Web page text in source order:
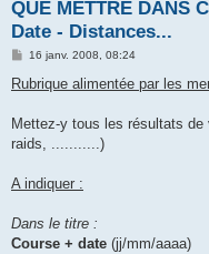
QUE METTRE DANS
Date - Distances...
M
s
s
g
16 janv. 2008, 08:24
Rubrique alimentée par les
Mettez-y tous les résultats
raids, ...........)
A indiquer :
Dans le titre :
Course + date (jj/mm/aaaa)